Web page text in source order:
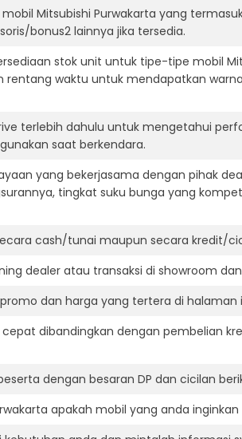
Mitsubishi Purwakarta yang
bonus2 lainnya jika tersedia.
stok unit untuk tipe-tipe mobil
waktu untuk mendapatkan
terlebih dahulu untuk mengetahui
saat berkendara.
yang bekerjasama dengan pihak
tingkat suku bunga yang
cash/tunai maupun secara kredit/
dealer atau transaksi di showroom
dan harga yang tertera di
dibandingkan dengan pembelian
dengan besaran DP dan cicilan
apakah mobil yang anda